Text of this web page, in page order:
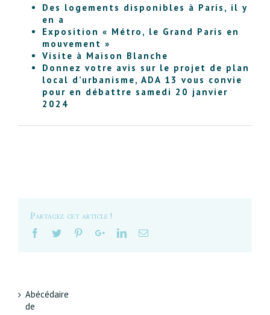
Des logements disponibles à Paris, il y
en a
Exposition « Métro, le Grand Paris en
mouvement »
Visite à Maison Blanche
Donnez votre avis sur le projet de plan
local d’urbanisme, ADA 13 vous convie
pour en débattre samedi 20 janvier
2024
Partagez cet article !
Abécédaire
de